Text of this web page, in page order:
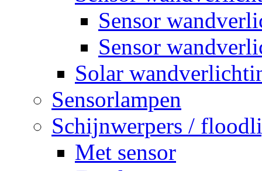
Sensor
Sensor
Solar
Sensorlampen
Schijnwerpers /
Met sensor